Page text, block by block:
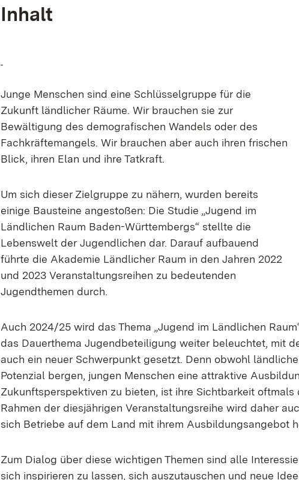
Inhalt
Junge Menschen sind eine Schlüsselgruppe für die
Zukunft ländlicher Räume. Wir brauchen sie zur
Bewältigung des demografischen Wandels oder des
Fachkräftemangels. Wir brauchen aber auch ihren frischen
Blick, ihren Elan und ihre Tatkraft.
Um sich dieser Zielgruppe zu nähern, wurden bereits
einige Bausteine angestoßen: Die Studie „Jugend im
Ländlichen Raum Baden-Württembergs“ stellte die
Lebenswelt der Jugendlichen dar. Darauf aufbauend
führte die Akademie Ländlicher Raum in den Jahren 2022
und 2023 Veranstaltungsreihen zu bedeutenden
Jugendthemen durch.
Auch 2024/25 wird das Thema „Jugend im Ländlichen
das Dauerthema Jugendbeteiligung weiter beleuchtet, mit
auch ein neuer Schwerpunkt gesetzt. Denn obwohl
Potenzial bergen, jungen Menschen eine attraktive
Zukunftsperspektiven zu bieten, ist ihre Sichtbarkeit oftmals
Rahmen der diesjährigen Veranstaltungsreihe wird daher
sich Betriebe auf dem Land mit ihrem Ausbildungsangebot
Zum Dialog über diese wichtigen Themen sind alle
sich inspirieren zu lassen, sich auszutauschen und neue